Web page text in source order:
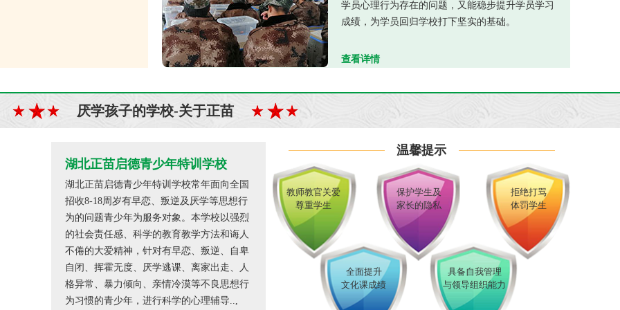
学员心理行为存在的问题，又能稳步提升学员学习
成绩，为学员回归学校打下坚实的基础。
查看详情
厌学孩子的学校-关于正苗
湖北正苗启德青少年特训学校
湖北正苗启德青少年特训学校常年面向全国
招收8-18周岁有早恋、叛逆及厌学等思想行
为的问题青少年为服务对象。本学校以强烈
的社会责任感、科学的教育教学方法和诲人
不倦的大爱精神，针对有早恋、叛逆、自卑
自闭、挥霍无度、厌学逃课、离家出走、人
格异常、暴力倾向、亲情冷漠等不良思想行
为习惯的青少年，进行科学的心理辅导..,
温馨提示
教师教官关爱
尊重学生
保护学生及
家长的隐私
拒绝打骂
体罚学生
全面提升
文化课成绩
具备自我管理
与领导组织能力